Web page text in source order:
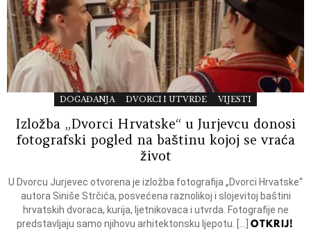
DOGAĐANJA DVORCI I UTVRDE VIJESTI
Izložba „Dvorci Hrvatske“ u Jurjevcu donosi
fotografski pogled na baštinu kojoj se vraća
život
U Dvorcu Jurjevec otvorena je izložba fotografija „Dvorci Hrvatske“
autora Siniše Strčića, posvećena raznolikoj i slojevitoj baštini
hrvatskih dvoraca, kurija, ljetnikovaca i utvrda. Fotografije ne
predstavljaju samo njihovu arhitektonsku ljepotu. […]OTKRIJ!